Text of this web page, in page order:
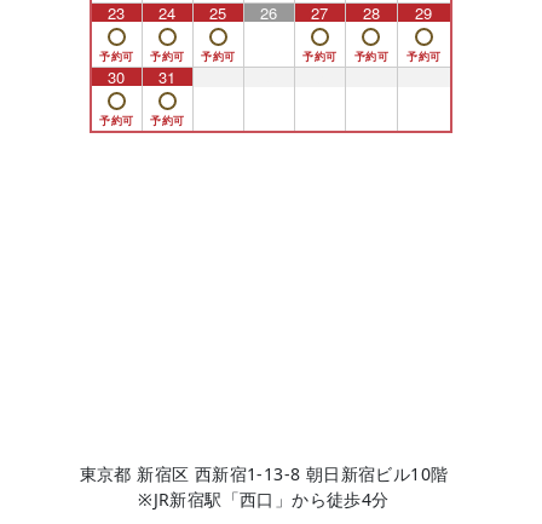
23 24 25 26 27 28 29
30 31
東京都 新宿区 西新宿1-13-8 朝日新宿ビル10階
※JR新宿駅「西口」から徒歩4分